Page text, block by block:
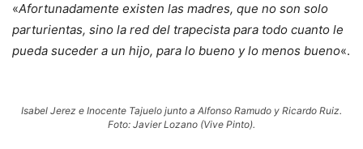
«Afortunadamente existen las madres, que no son solo
parturientas, sino la red del trapecista para todo cuanto le
pueda suceder a un hijo, para lo bueno y lo menos bueno«.
Isabel Jerez e Inocente Tajuelo junto a Alfonso Ramudo y Ricardo Ruiz.
Foto: Javier Lozano (Vive Pinto).